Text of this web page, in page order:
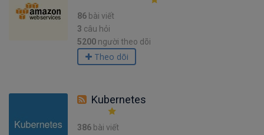
86 bài viết
3 câu hỏi
5200 người theo dõi
Theo dõi
Kubernetes
386 bài viết